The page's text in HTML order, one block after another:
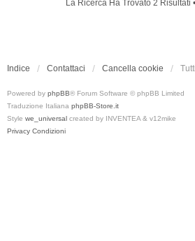
La Ricerca Ha Trovato 2 Risultati
Indice Contattaci Cancella cookie
Powered by phpBB® Forum Software © phpBB Limited
Traduzione Italiana phpBB-Store.it
Style we_universal created by INVENTEA & v12mike
Privacy Condizioni